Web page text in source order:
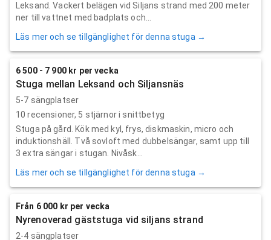
Leksand. Vackert belägen vid Siljans strand med 200 meter
ner till vattnet med badplats och...
Läs mer och se tillgänglighet för denna stuga →
6 500 - 7 900 kr per vecka
Stuga mellan Leksand och Siljansnäs
5-7 sängplatser
10 recensioner, 5 stjärnor i snittbetyg
Stuga på gård. Kök med kyl, frys, diskmaskin, micro och
induktionshäll. Två sovloft med dubbelsängar, samt upp till
3 extra sängar i stugan. Nivåsk...
Läs mer och se tillgänglighet för denna stuga →
Från 6 000 kr per vecka
Nyrenoverad gäststuga vid siljans strand
2-4 sängplatser